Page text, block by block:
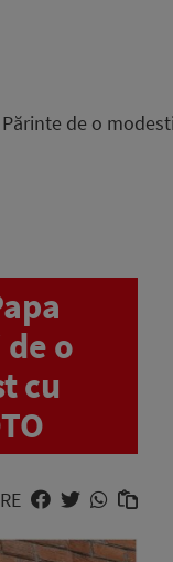
de o
o
cu